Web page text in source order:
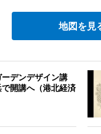
地図を見
デンデザイン講
開講へ（港北経済